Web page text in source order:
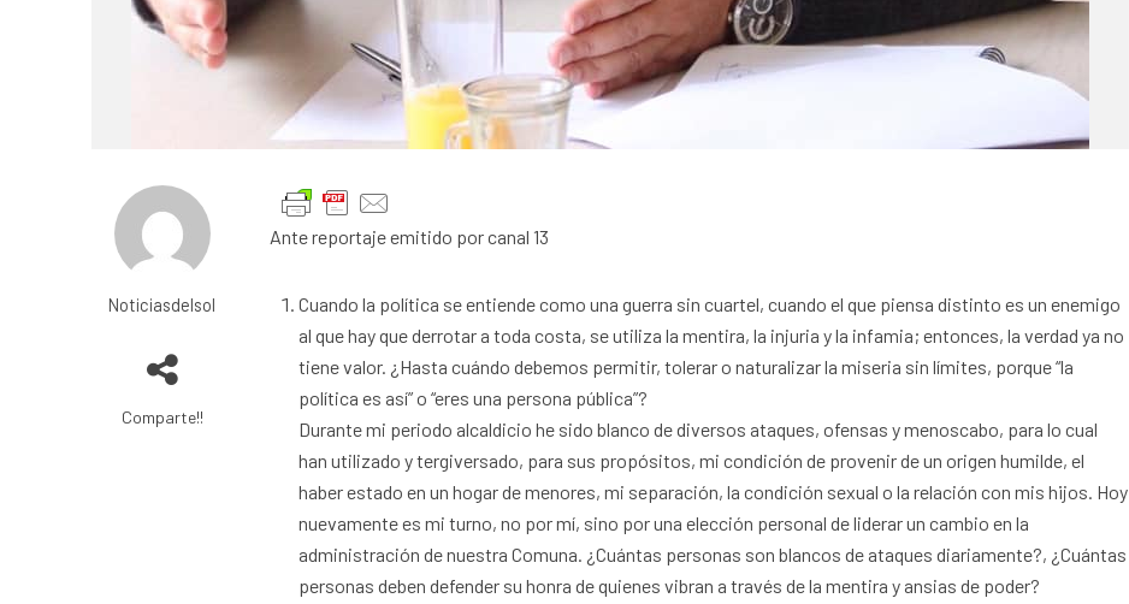
Noticiasdelsol
Comparte!!
Ante reportaje emitido por canal 13
Cuando la política se entiende como una guerra sin cuartel, cuando el que piensa distinto es un enemigo
al que hay que derrotar a toda costa, se utiliza la mentira, la injuria y la infamia; entonces, la verdad ya no
tiene valor. ¿Hasta cuándo debemos permitir, tolerar o naturalizar la miseria sin límites, porque “la
política es así” o “eres una persona pública”?
Durante mi periodo alcaldicio he sido blanco de diversos ataques, ofensas y menoscabo, para lo cual
han utilizado y tergiversado, para sus propósitos, mi condición de provenir de un origen humilde, el
haber estado en un hogar de menores, mi separación, la condición sexual o la relación con mis hijos. Hoy
nuevamente es mi turno, no por mí, sino por una elección personal de liderar un cambio en la
administración de nuestra Comuna. ¿Cuántas personas son blancos de ataques diariamente?, ¿Cuántas
personas deben defender su honra de quienes vibran a través de la mentira y ansias de poder?